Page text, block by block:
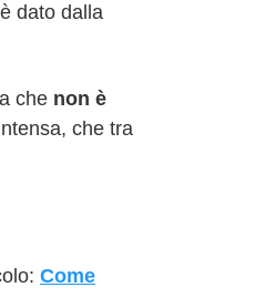
dato dalla
che non è
che tra
Come